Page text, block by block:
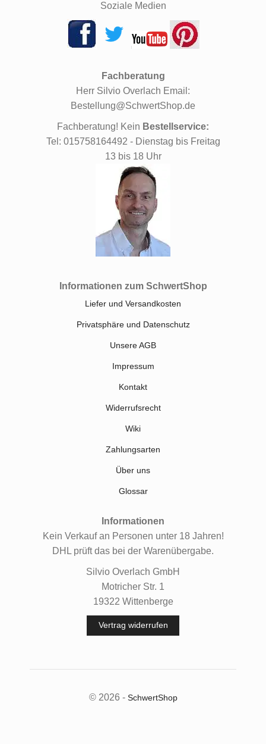
Soziale Medien
Fachberatung
Herr Silvio Overlach Email:
Bestellung@SchwertShop.de
Fachberatung! Kein Bestellservice:
Tel: 015758164492 - Dienstag bis Freitag
13 bis 18 Uhr
Informationen zum SchwertShop
Liefer und Versandkosten
Privatsphäre und Datenschutz
Unsere AGB
Impressum
Kontakt
Widerrufsrecht
Wiki
Zahlungsarten
Über uns
Glossar
Informationen
Kein Verkauf an Personen unter 18 Jahren!
DHL prüft das bei der Warenübergabe.
Silvio Overlach GmbH
Motricher Str. 1
19322 Wittenberge
Vertrag widerrufen
© 2026 - SchwertShop